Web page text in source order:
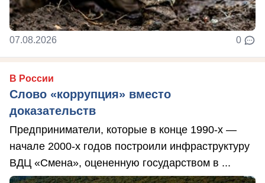
07.08.2026 0
В России
Слово «коррупция» вместо
доказательств
Предприниматели, которые в конце 1990-х —
начале 2000-х годов построили инфраструктуру
ВДЦ «Смена», оцененную государством в ...